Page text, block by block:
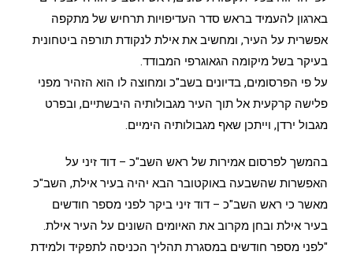
בארגון להעמיד בראש סדר העדיפויות תרחיש של מתקפה
אפשרית על העיר, ומחשיב את אילת לנקודת תורפה ביטחונית
בעיקר בשל מיקומה הגאוגרפי המבודד.
על פי הפרסומים, בדיונים בשב"כ ומחוצה לו הוא הזהיר מפני
פלישה קרקעית אל תוך העיר מגבולותיה היבשתיים, ובפרט
מגבול ירדן, וייתכן שאף מגבולותיה הימיים.
בהמשך לפרסום אמירות של ראש השב"כ – דוד זיני על
האפשרות שהשבעה באוקטובר הבא יהיה בעיר אילת, השב"כ
מאשר כי ראש השב"כ – דוד זיני ביקר לפני מספר חודשים
בעיר אילת ובחן מקרוב את האיומים השונים על העיר אילת.
"לפני מספר חודשים במסגרת תהליך הכניסה לתפקיד ולמידת